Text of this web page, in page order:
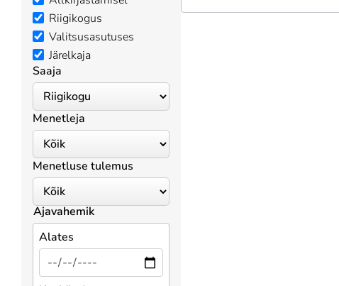
Riigikogus
Valitsusasutuses
Järelkaja
Saaja
Menetleja
Menetluse tulemus
Ajavahemik
Alates